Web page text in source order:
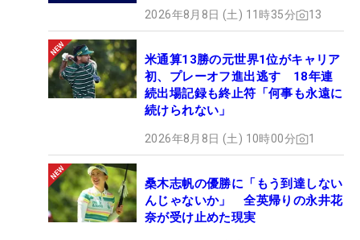
2026年8月8日 (土) 11時35分 13
米通算13勝の元世界1位がキャリア
初、プレーオフ進出逃す 18年連
続出場記録も終止符「何事も永遠に
続けられない」
2026年8月8日 (土) 10時00分 1
桑木志帆の優勝に「もう到達しない
んじゃないか」 全英帰りの永井花
奈が受け止めた現実